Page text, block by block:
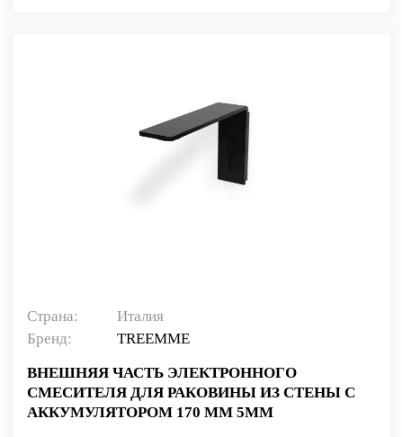
Страна:
Италия
Бренд:
TREEMME
ВНЕШНЯЯ ЧАСТЬ ЭЛЕКТРОННОГО
СМЕСИТЕЛЯ ДЛЯ РАКОВИНЫ ИЗ СТЕНЫ С
АККУМУЛЯТОРОМ 170 ММ 5MM